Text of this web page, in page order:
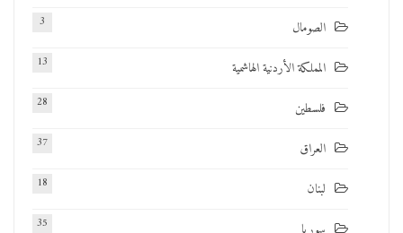
الصومال 3
المملكة الأردنية الهاشمية 13
فلسطين 28
العراق 37
لبنان 18
35